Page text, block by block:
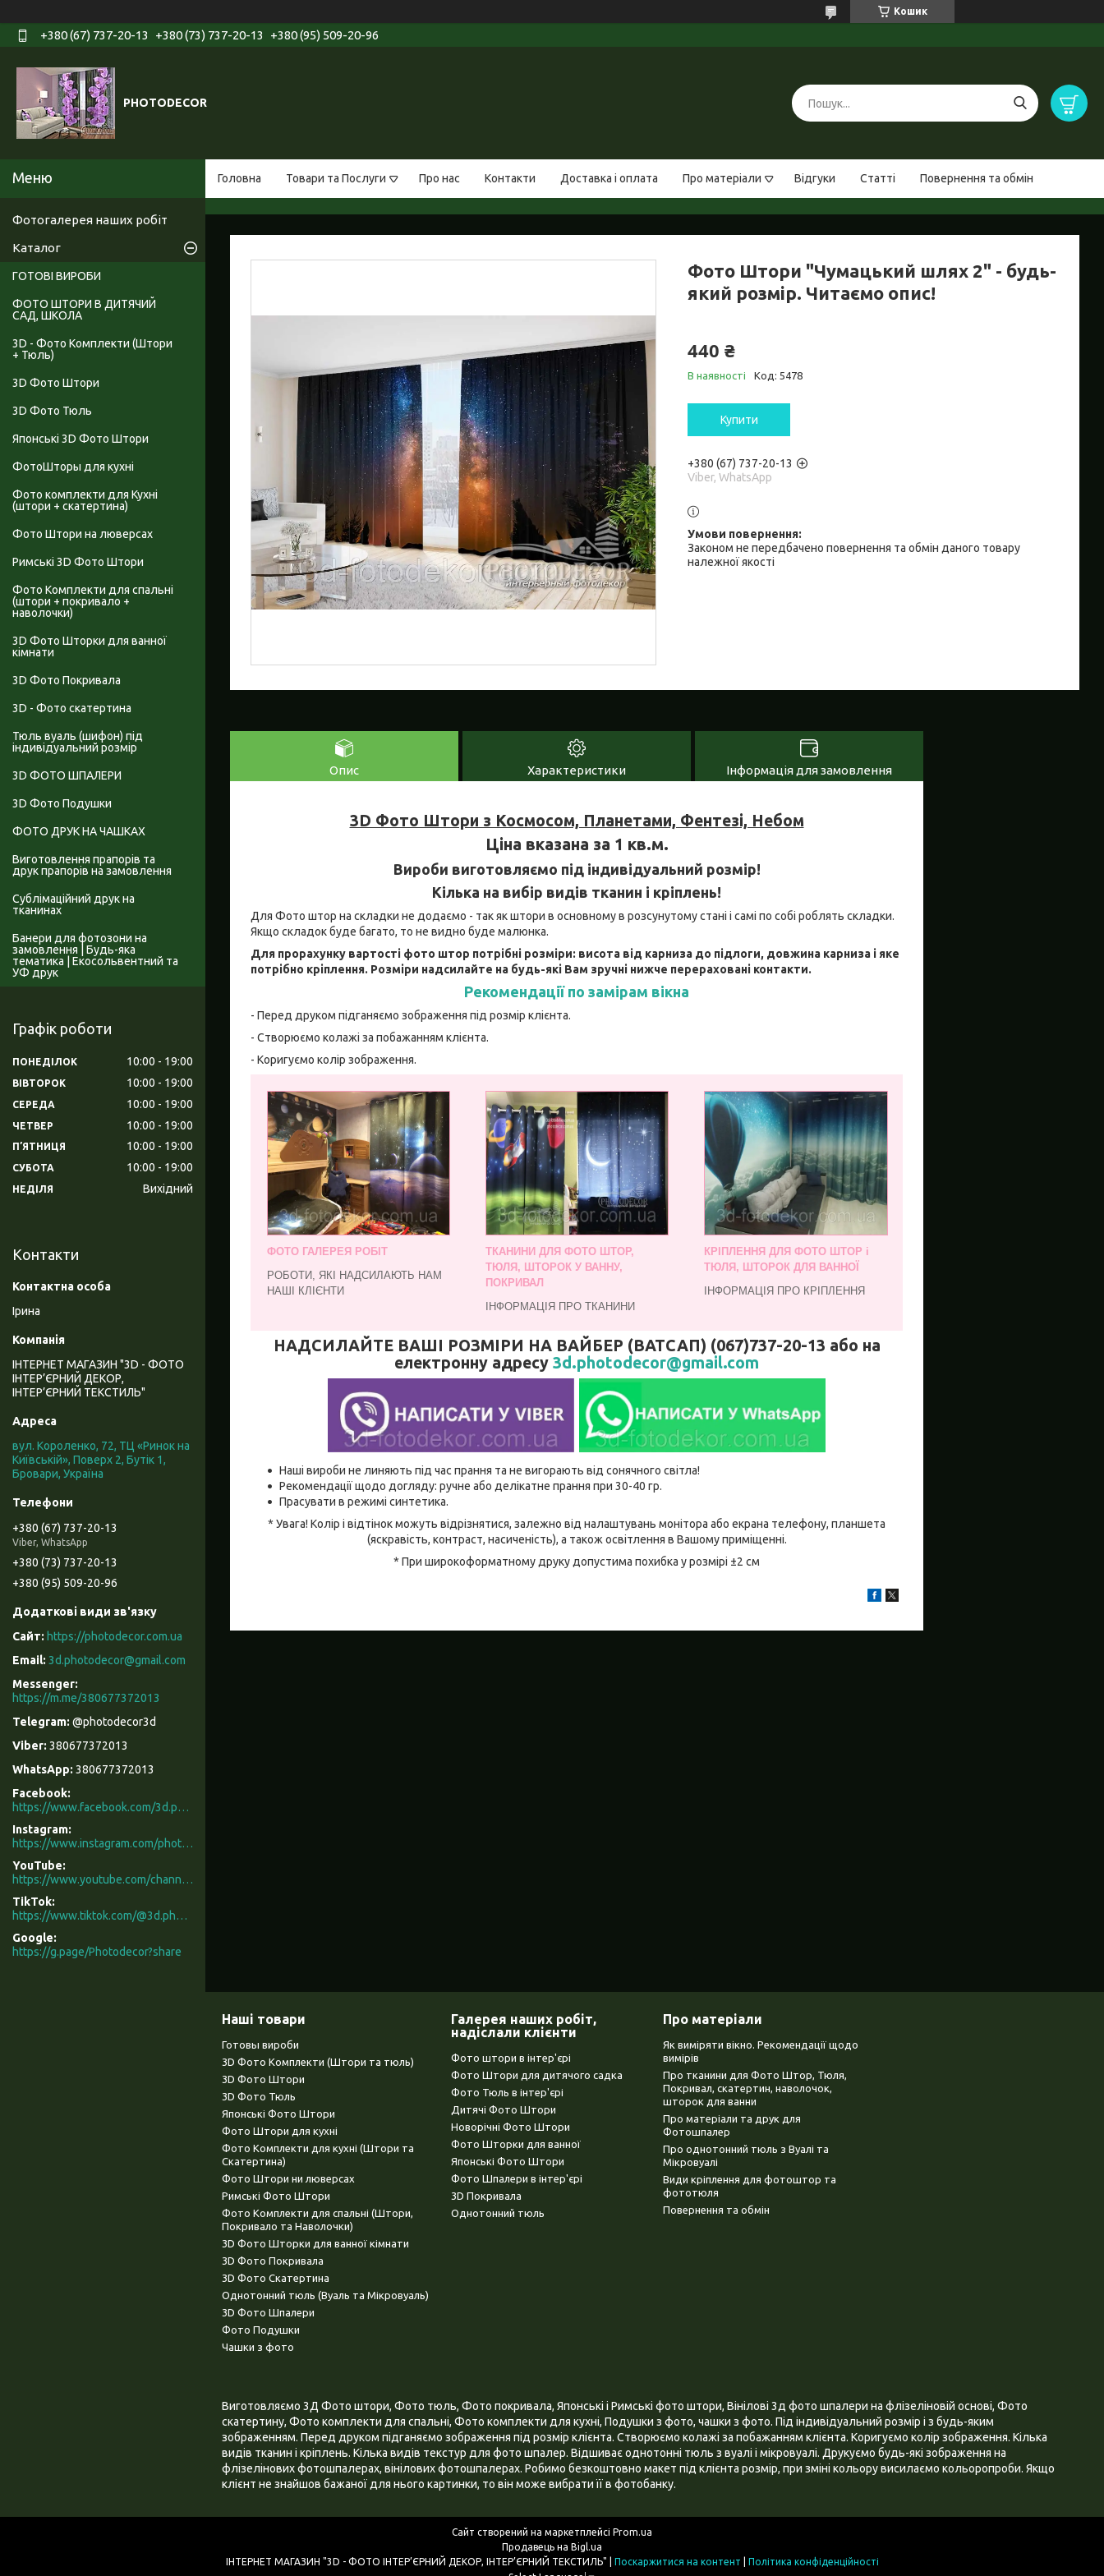
Кошик
+380 (67) 737-20-13 +380 (73) 737-20-13 +380 (95) 509-20-96
PHOTODECOR
Головна Товари та Послуги Про нас Контакти Доставка і оплата Про матеріали Відгуки Статті Повернення та обмін
Фото Штори "Чумацький шлях 2" - будь-
який розмір. Читаємо опис!
440 ₴
В наявності Код: 5478
Купити
+380 (67) 737-20-13
Viber, WhatsApp
Законом не передбачено повернення та обмін даного товару
належної якості
Опис Характеристики Інформація для замовлення
3D Фото Штори з Космосом, Планетами, Фентезі, Небом
Ціна вказана за 1 кв.м.
Вироби виготовляємо під індивідуальний розмір!
Кілька на вибір видів тканин і кріплень!
Для Фото штор на складки не додаємо - так як штори в основному в розсунутому стані і самі по собі роблять складки.
Якщо складок буде багато, то не видно буде малюнка.
Для прорахунку вартості фото штор потрібні розміри: висота від карниза до підлоги, довжина карниза і яке
потрібно кріплення. Розміри надсилайте на будь-які Вам зручні нижче перераховані контакти.
Рекомендації по замірам вікна
- Перед друком підганяємо зображення під розмір клієнта.
- Створюємо колажі за побажанням клієнта.
- Коригуємо колір зображення.
ФОТО ГАЛЕРЕЯ РОБІТ
РОБОТИ, ЯКІ НАДСИЛАЮТЬ НАМ
НАШІ КЛІЄНТИ
ТКАНИНИ ДЛЯ ФОТО ШТОР,
ТЮЛЯ, ШТОРОК У ВАННУ,
ПОКРИВАЛ
ІНФОРМАЦІЯ ПРО ТКАНИНИ
КРІПЛЕННЯ ДЛЯ ФОТО ШТОР і
ТЮЛЯ, ШТОРОК ДЛЯ ВАННОЇ
ІНФОРМАЦІЯ ПРО КРІПЛЕННЯ
НАДСИЛАЙТЕ ВАШІ РОЗМІРИ НА ВАЙБЕР (ВАТСАП) (067)737-20-13 або на
електронну адресу 3d.photodecor@gmail.com
Наші вироби не линяють під час прання та не вигорають від сонячного світла!
Рекомендації щодо догляду: ручне або делікатне прання при 30-40 гр.
Прасувати в режимі синтетика.
* Увага! Колір і відтінок можуть відрізнятися, залежно від налаштувань монітора або екрана телефону, планшета
(яскравість, контраст, насиченість), а також освітлення в Вашому приміщенні.
* При широкоформатному друку допустима похибка у розмірі ±2 см
Фотогалерея наших робіт
Каталог
ГОТОВІ ВИРОБИ
ФОТО ШТОРИ В ДИТЯЧИЙ
САД, ШКОЛА
3D - Фото Комплекти (Штори
+ Тюль)
3D Фото Штори
3D Фото Тюль
Японські 3D Фото Штори
ФотоШторы для кухні
Фото комплекти для Кухні
(штори + скатертина)
Фото Штори на люверсах
Римські 3D Фото Штори
Фото Комплекти для спальні
(штори + покривало +
наволочки)
3D Фото Шторки для ванної
кімнати
3D Фото Покривала
3D - Фото скатертина
Тюль вуаль (шифон) під
індивідуальний розмір
3D ФОТО ШПАЛЕРИ
3D Фото Подушки
ФОТО ДРУК НА ЧАШКАХ
Виготовлення прапорів та
друк прапорів на замовлення
Сублімаційний друк на
тканинах
Банери для фотозони на
замовлення | Будь-яка
тематика | Екосольвентний та
УФ друк
Графік роботи
ПОНЕДІЛОК 10:00 19:00
ВІВТОРОК 10:00 19:00
СЕРЕДА 10:00 19:00
ЧЕТВЕР 10:00 19:00
ПʼЯТНИЦЯ 10:00 19:00
СУБОТА 10:00 19:00
НЕДІЛЯ Вихідний
Контакти
Ірина
ІНТЕРНЕТ МАГАЗИН "3D - ФОТО
ІНТЕР’ЄРНИЙ ДЕКОР,
ІНТЕР’ЄРНИЙ ТЕКСТИЛЬ"
вул. Короленко, 72, ТЦ «Ринок на
Київській», Поверх 2, Бутік 1,
Бровари, Україна
+380 (67) 737-20-13
Viber, WhatsApp
+380 (73) 737-20-13
+380 (95) 509-20-96
https://photodecor.com.ua
3d.photodecor@gmail.com
https://m.me/380677372013
@photodecor3d
380677372013
380677372013
Facebook
https://www.facebook.com/3d.photodecor/
Instagram
https://www.instagram.com/photodecor.com.ua/
YouTube
https://www.youtube.com/channel/UCXCUerfqRY1Pw7-IptdbqyA/videos
TikTok
https://www.tiktok.com/@3d.photodecor?is_from_webapp=1&sender_device=pc
Google
https://g.page/Photodecor?share
Наші товари
Готовы вироби
3D Фото Комплекти (Штори та тюль)
3D Фото Штори
3D Фото Тюль
Японські Фото Штори
Фото Штори для кухні
Фото Комплекти для кухні (Штори та
Скатертина)
Фото Штори ни люверсах
Римські Фото Штори
Фото Комплекти для спальні (Штори,
Покривало та Наволочки)
3D Фото Шторки для ванної кімнати
3D Фото Покривала
3D Фото Скатертина
Однотонний тюль (Вуаль та Мікровуаль)
3D Фото Шпалери
Фото Подушки
Чашки з фото
Галерея наших робіт,
надіслали клієнти
Фото штори в інтер'єрі
Фото Штори для дитячого садка
Фото Тюль в інтер'єрі
Дитячі Фото Штори
Новорічні Фото Штори
Фото Шторки для ванної
Японські Фото Штори
Фото Шпалери в інтер'єрі
3D Покривала
Однотонний тюль
Про матеріали
Як виміряти вікно. Рекомендації щодо
вимірів
Про тканини для Фото Штор, Тюля,
Покривал, скатертин, наволочок,
шторок для ванни
Про матеріали та друк для
Фотошпалер
Про однотонний тюль з Вуалі та
Мікровуалі
Види кріплення для фотоштор та
фототюля
Повернення та обмін
Виготовляємо 3Д Фото штори, Фото тюль, Фото покривала, Японські і Римські фото штори, Вінілові 3д фото шпалери на флізеліновій основі, Фото
скатертину, Фото комплекти для спальні, Фото комплекти для кухні, Подушки з фото, чашки з фото. Під індивідуальний розмір і з будь-яким
зображенням. Перед друком підганяємо зображення під розмір клієнта. Створюємо колажі за побажанням клієнта. Коригуємо колір зображення. Кілька
видів тканин і кріплень. Кілька видів текстур для фото шпалер. Відшиває однотонні тюль з вуалі і мікровуалі. Друкуємо будь-які зображення на
флізелінових фотошпалерах, вінілових фотошпалерах. Робимо безкоштовно макет під клієнта розмір, при зміні кольору висилаємо кольоропроби. Якщо
клієнт не знайшов бажаної для нього картинки, то він може вибрати її в фотобанку.
Сайт створений на маркетплейсі Prom.ua
Продавець на Bigl.ua
Поскаржитися на контент
Політика конфіденційності